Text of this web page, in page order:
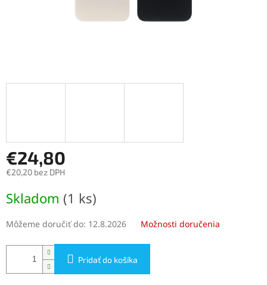
€24,80
€20,20 bez DPH
cena:
Skladom (1 ks)
Môžeme doručiť do: 12.8.2026 Možnosti doručenia
Pridať do košíka